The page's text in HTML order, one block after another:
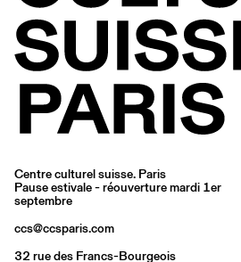
Centre culturel suisse. Paris
Pause estivale - réouverture mardi 1er
septembre
ccs@ccsparis.com
32 rue des Francs-Bourgeois